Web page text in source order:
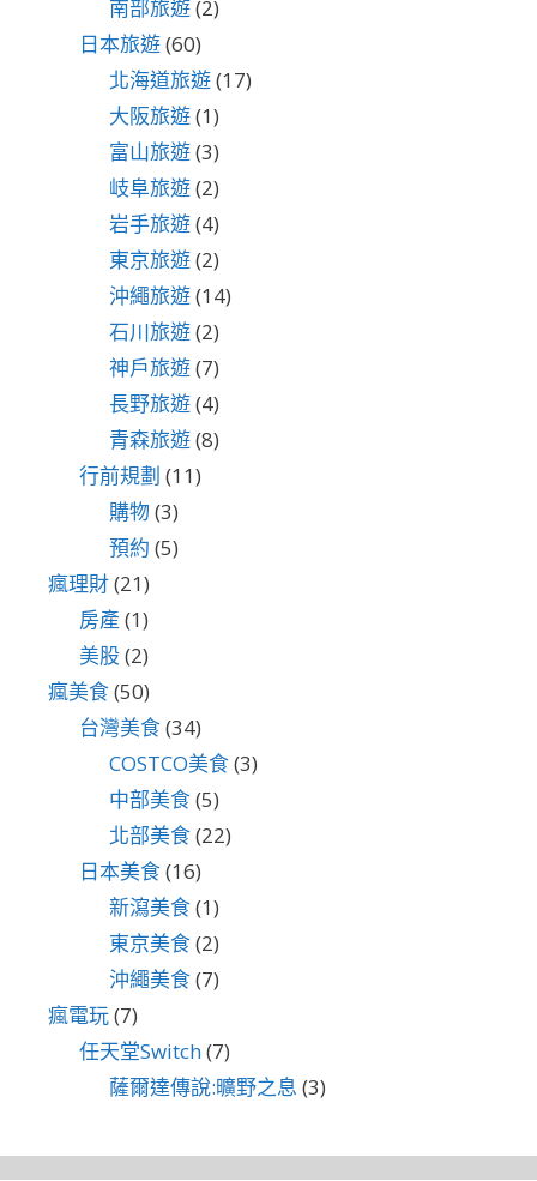
南部旅遊(2)
日本旅遊(60)
北海道旅遊(17)
大阪旅遊(1)
富山旅遊(3)
岐阜旅遊(2)
岩手旅遊(4)
東京旅遊(2)
沖繩旅遊(14)
石川旅遊(2)
神戶旅遊(7)
長野旅遊(4)
青森旅遊(8)
行前規劃 (11)
購物(3)
預約 (5)
瘋理財(21)
房產 (1)
美股(2)
瘋美食(50)
台灣美食(34)
COSTCO美食(3)
中部美食(5)
北部美食(22)
日本美食(16)
新瀉美食(1)
東京美食(2)
沖繩美食(7)
瘋電玩(7)
任天堂Switch(7)
薩爾達傳說:曠野之息 (3)